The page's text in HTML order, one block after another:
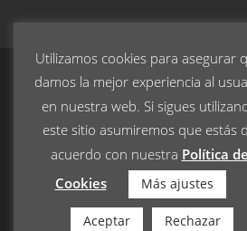
© 2023 Turrones Pablo Garrigós Ibáñez
Aviso Legal
Política de
Términos y
Utilizamos cookies para asegurar
damos la mejor experiencia al
en nuestra web. Si sigues
este sitio asumiremos que estás
acuerdo con nuestra Política de
Cookies
Más ajustes
Aceptar Rechazar